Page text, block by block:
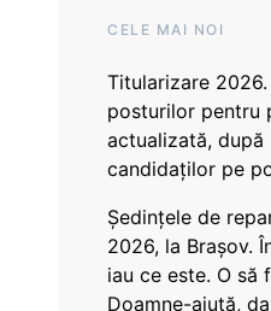
CELE MAI NOI
Titularizare
posturilor pentru
actualizată, după
candidaților pe
Ședințele de
2026, la Brașov.
iau ce este. O să
Doamne-ajută,